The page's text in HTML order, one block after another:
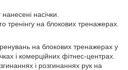
насічки.
тренінгу на блокових тренажерах.
на блокових тренажерах у
і комерційних фітнес-центрах.
і розгинаннях рук на